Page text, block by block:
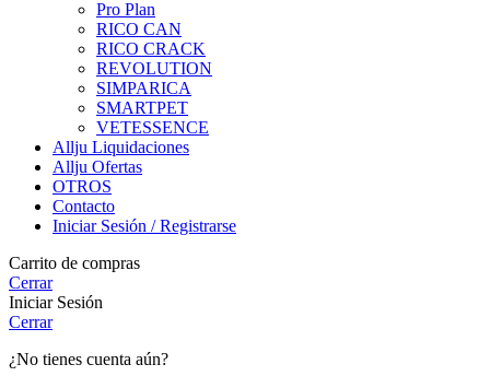
Pro Plan
RICO CAN
RICO CRACK
REVOLUTION
SIMPARICA
SMARTPET
VETESSENCE
Allju Liquidaciones
Allju Ofertas
OTROS
Contacto
Iniciar Sesión / Registrarse
Carrito de compras
Cerrar
Iniciar Sesión
Cerrar
¿No tienes cuenta aún?